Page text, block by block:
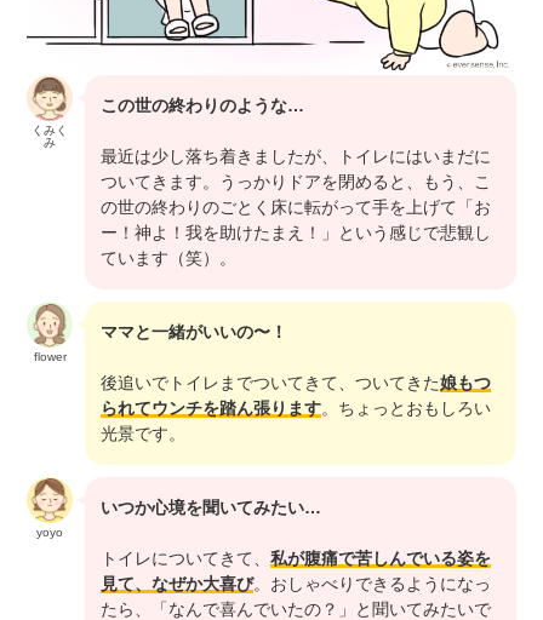
くみく
み
この世の終わりのような…
最近は少し落ち着きましたが、トイレにはいまだに
ついてきます。うっかりドアを閉めると、もう、こ
の世の終わりのごとく床に転がって手を上げて「お
ー！神よ！我を助けたまえ！」という感じで悲観し
ています（笑）。
flower
ママと一緒がいいの〜！
後追いでトイレまでついてきて、ついてきた娘もつ
られてウンチを踏ん張ります。ちょっとおもしろい
光景です。
yoyo
いつか心境を聞いてみたい…
トイレについてきて、私が腹痛で苦しんでいる姿を
見て、なぜか大喜び。おしゃべりできるようになっ
たら、「なんで喜んでいたの？」と聞いてみたいで